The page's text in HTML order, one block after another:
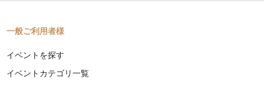
一般ご利用者様
イベントを探す
イベントカテゴリ一覧